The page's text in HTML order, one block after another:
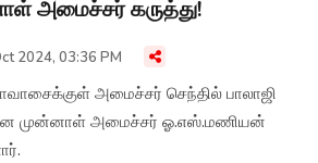
அமைச்சர் கருத்து!
2024, 03:36 PM
அமைச்சர் செந்தில் பாலாஜி
என முன்னாள் அமைச்சர் ஓ.எஸ்.மணியன்